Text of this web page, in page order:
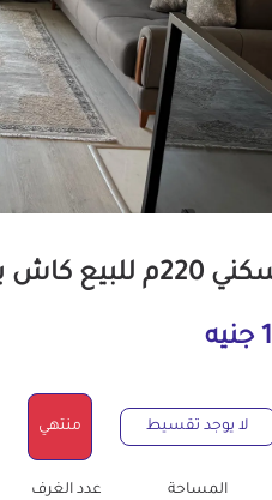
الجديدة القاهرة
لا يوجد تقسيط منتهي
المساحة
عدد الغرف